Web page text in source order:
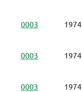
0003
1974
0003 1974
0003
1974